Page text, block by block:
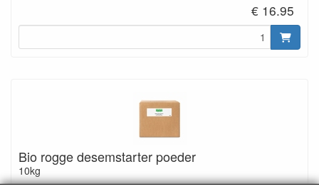
€ 16.95
Bio rogge desemstarter poeder
10kg